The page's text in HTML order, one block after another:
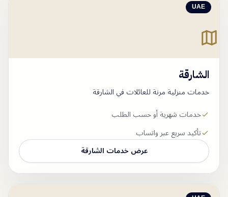
UAE
الشارقة
خدمات منزلية مرنة للعائلات في الشارقة
خدمات شهرية أو حسب الطلب
تأكيد سريع عبر واتساب
عرض خدمات الشارقة